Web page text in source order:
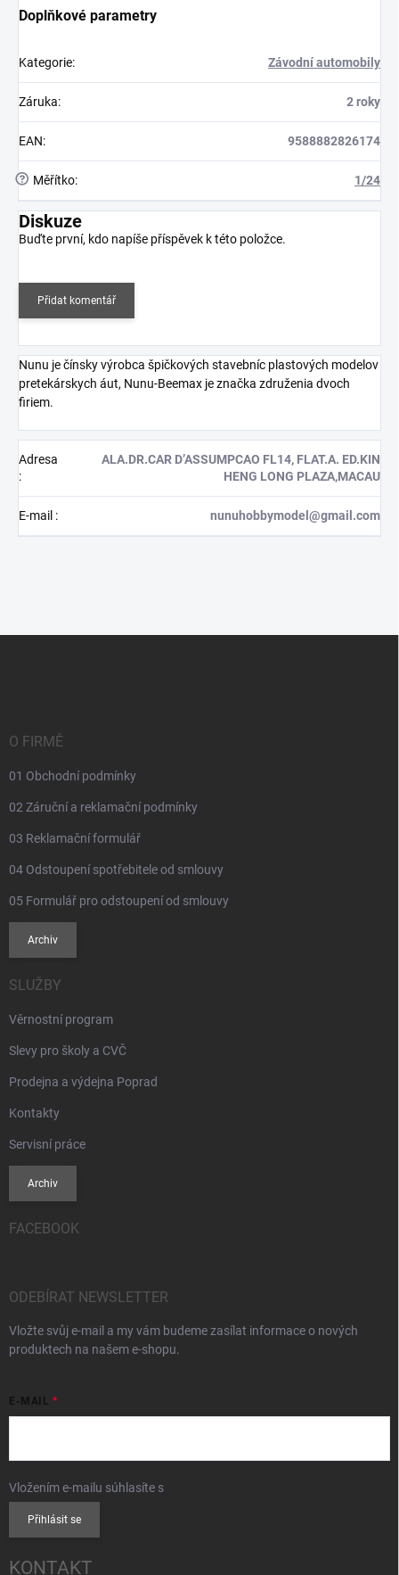
Doplňkové parametry
Kategorie: Závodní automobily
Záruka: 2 roky
EAN: 9588882826174
? Měřítko: 1/24
Diskuze
Buďte první, kdo napíše příspěvek k této položce.
Přidat komentář
Nunu je čínsky výrobca špičkových stavebníc plastových modelov
pretekárskych áut, Nunu-Beemax je značka združenia dvoch
firiem.
Adresa
:
ALA.DR.CAR D’ASSUMPCAO FL14, FLAT.A. ED.KIN
HENG LONG PLAZA,MACAU
E-mail : nunuhobbymodel@gmail.com
O FIRMĚ
01 Obchodní podmínky
02 Záruční a reklamační podmínky
03 Reklamační formulář
04 Odstoupení spotřebitele od smlouvy
05 Formulář pro odstoupení od smlouvy
Archiv
SLUŽBY
Věrnostní program
Slevy pro školy a CVČ
Prodejna a výdejna Poprad
Kontakty
Servisní práce
Archiv
FACEBOOK
ODEBÍRAT NEWSLETTER
Vložte svůj e-mail a my vám budeme zasílat informace o nových
produktech na našem e-shopu.
E-MAIL
Vložením e-mailu súhlasíte s
Přihlásit se
KONTAKT